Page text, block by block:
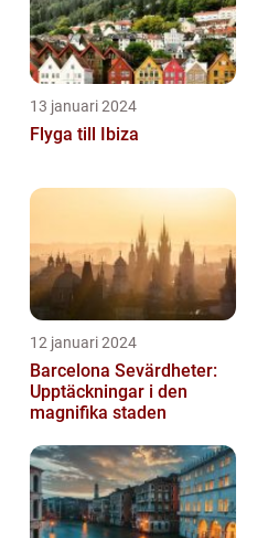
13 januari 2024
Flyga till Ibiza
12 januari 2024
Barcelona Sevärdheter:
Upptäckningar i den
magnifika staden